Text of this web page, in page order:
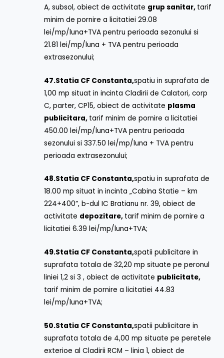
A, subsol, obiect de activitate grup sanitar, tarif
minim de pornire a licitatiei 29.08
lei/mp/luna+TVA pentru perioada sezonului si
21.81 lei/mp/luna + TVA pentru perioada
extrasezonului;
47.Statia CF Constanta,spatiu in suprafata de
1,00 mp situat in incinta Cladirii de Calatori, corp
C, parter, CP15, obiect de activitate plasma
publicitara, tarif minim de pornire a licitatiei
450.00 lei/mp/luna+TVA pentru perioada
sezonului si 337.50 lei/mp/luna + TVA pentru
perioada extrasezonului;
48.Statia CF Constanta,spatiu in suprafata de
18.00 mp situat in incinta „Cabina Statie – km
224+400”, b-dul IC Bratianu nr. 39, obiect de
activitate depozitare, tarif minim de pornire a
licitatiei 6.39 lei/mp/luna+TVA;
49.Statia CF Constanta,spatii publicitare in
suprafata totala de 32,20 mp situate pe peronul
liniei 1,2 si 3 , obiect de activitate publicitate,
tarif minim de pornire a licitatiei 44.83
lei/mp/luna+TVA;
50.Statia CF Constanta,spatii publicitare in
suprafata totala de 4,00 mp situate pe peretele
exterioe al Cladirii RCM – linia 1, obiect de